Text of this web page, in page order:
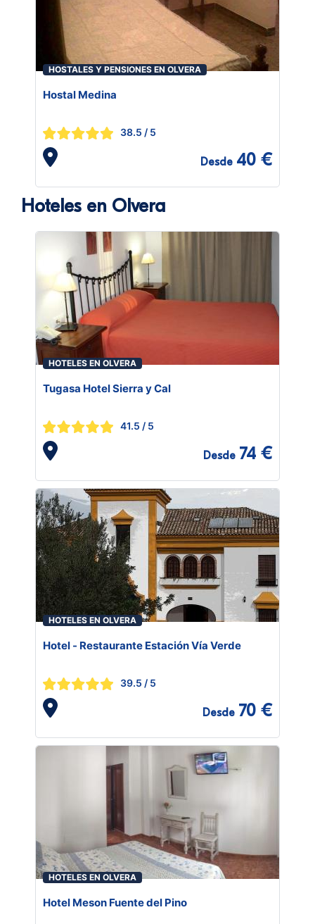
HOSTALES Y PENSIONES EN OLVERA
Hostal Medina
38.5 / 5
Desde 40 €
Hoteles en Olvera
HOTELES EN OLVERA
Tugasa Hotel Sierra y Cal
41.5 / 5
Desde 74 €
HOTELES EN OLVERA
Hotel - Restaurante Estación Vía Verde
39.5 / 5
Desde 70 €
HOTELES EN OLVERA
Hotel Meson Fuente del Pino